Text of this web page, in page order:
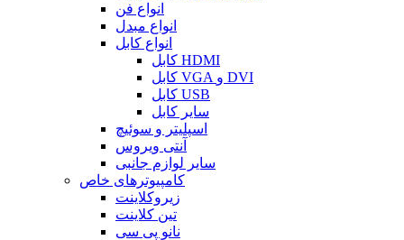
انواع فن
انواع مبدل
انواع کابل
کابل HDMI
کابل VGA و DVI
کابل USB
سایر کابل
اسپلیتر و سوئیچ
آنتی ویروس
سایر لوازم جانبی
کامپیوترهای خاص
زیروکلاینت
تین کلاینت
نانو پی سی